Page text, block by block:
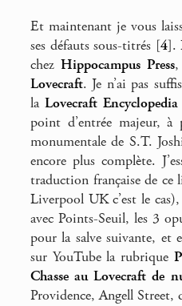
Et maintenant je vous
ses défauts sous-titrés [4].
chezHippocampus Press,
Lovecraft. Je n’ai pas
laLovecraft Encyclopedia
point d’entrée majeur,
monumentale de S.T.
encore plus complète.
traduction française de ce
Liverpool UK c’est le
avec Points-Seuil, les 3
pour la salve suivante, et
sur YouTube la rubrique
Chasse au Lovecraft de
Providence, Angell Street,